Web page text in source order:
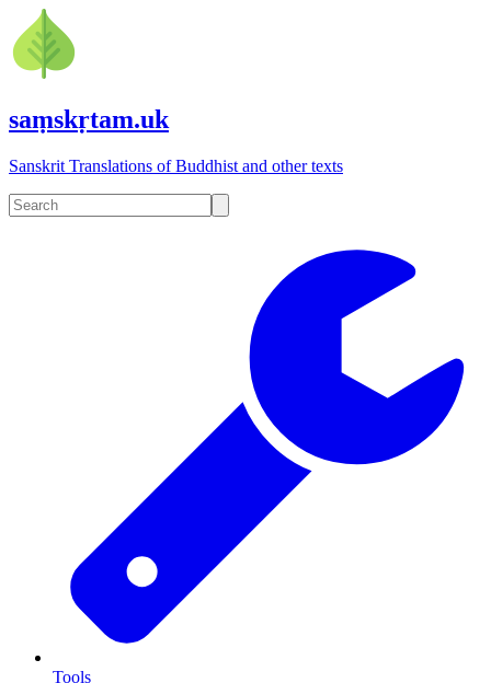
saṃskṛtam.uk
Sanskrit Translations of Buddhist and other texts
Tools